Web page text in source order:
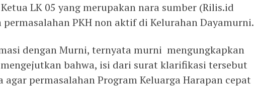
LK 05 yang merupakan nara sumber (Rilis.id
PKH non aktif di Kelurahan Dayamurni.
dengan Murni, ternyata murni mengungkapkan
bahwa, isi dari surat klarifikasi tersebut
agar permasalahan Program Keluarga Harapan cepat